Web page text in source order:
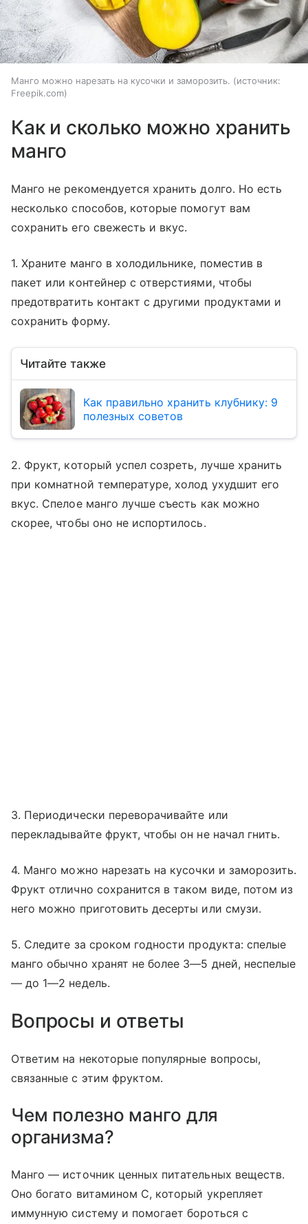
Манго можно нарезать на кусочки и заморозить.
источник:
Freepik.com
Как и сколько можно хранить
манго
Манго не рекомендуется хранить долго. Но есть
несколько способов, которые помогут вам
сохранить его свежесть и вкус.
1. Храните манго в холодильнике, поместив в
пакет или контейнер с отверстиями, чтобы
предотвратить контакт с другими продуктами и
сохранить форму.
Читайте также
Как правильно хранить клубнику: 9
полезных советов
2. Фрукт, который успел созреть, лучше хранить
при комнатной температуре, холод ухудшит его
вкус. Спелое манго лучше съесть как можно
скорее, чтобы оно не испортилось.
3. Периодически переворачивайте или
перекладывайте фрукт, чтобы он не начал гнить.
4. Манго можно нарезать на кусочки и заморозить.
Фрукт отлично сохранится в таком виде, потом из
него можно приготовить десерты или смузи.
5. Следите за сроком годности продукта: спелые
манго обычно хранят не более 3—5 дней, неспелые
— до 1—2 недель.
Вопросы и ответы
Ответим на некоторые популярные вопросы,
связанные с этим фруктом.
Чем полезно манго для
организма?
Манго — источник ценных питательных веществ.
Оно богато витамином C, который укрепляет
иммунную систему и помогает бороться с